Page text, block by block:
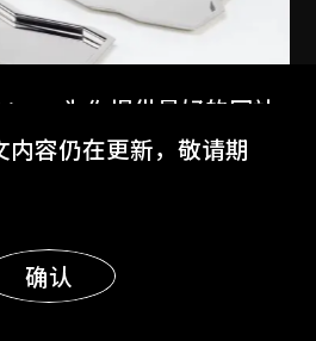
工作室
」为你提供最好的网站
明白
容仍在更新，敬请期
确认
示更多